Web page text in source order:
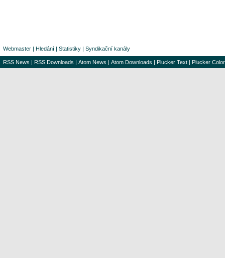
Webmaster | Hledání | Statistiky | Syndikační kanály
RSS News | RSS Downloads | Atom News | Atom Downloads | Plucker Text | Plucker Color